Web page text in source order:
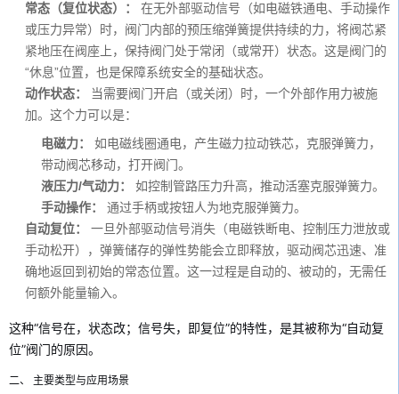
常态（复位状态）：
在无外部驱动信号（如电磁铁通电、手动操作
或压力异常）时，阀门内部的预压缩弹簧提供持续的力，将阀芯紧
紧地压在阀座上，保持阀门处于常闭（或常开）状态。这是阀门的
“休息”位置，也是保障系统安全的基础状态。
动作状态：
当需要阀门开启（或关闭）时，一个外部作用力被施
加。这个力可以是：
电磁力：
如电磁线圈通电，产生磁力拉动铁芯，克服弹簧力，
带动阀芯移动，打开阀门。
液压力/气动力：
如控制管路压力升高，推动活塞克服弹簧力。
手动操作：
通过手柄或按钮人为地克服弹簧力。
自动复位：
一旦外部驱动信号消失（电磁铁断电、控制压力泄放或
手动松开），弹簧储存的弹性势能会立即释放，驱动阀芯迅速、准
确地返回到初始的常态位置。这一过程是自动的、被动的，无需任
何额外能量输入。
这种“信号在，状态改；信号失，即复位”的特性，是其被称为“自动复
位”阀门的原因。
二、 主要类型与应用场景